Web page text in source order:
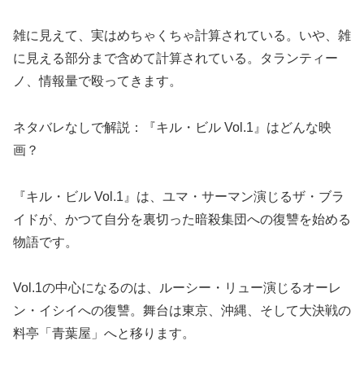
雑に見えて、実はめちゃくちゃ計算されている。いや、雑
に見える部分まで含めて計算されている。タランティー
ノ、情報量で殴ってきます。
ネタバレなしで解説：『キル・ビル Vol.1』はどんな映
画？
『キル・ビル Vol.1』は、ユマ・サーマン演じるザ・ブラ
イドが、かつて自分を裏切った暗殺集団への復讐を始める
物語です。
Vol.1の中心になるのは、ルーシー・リュー演じるオーレ
ン・イシイへの復讐。舞台は東京、沖縄、そして大決戦の
料亭「青葉屋」へと移ります。